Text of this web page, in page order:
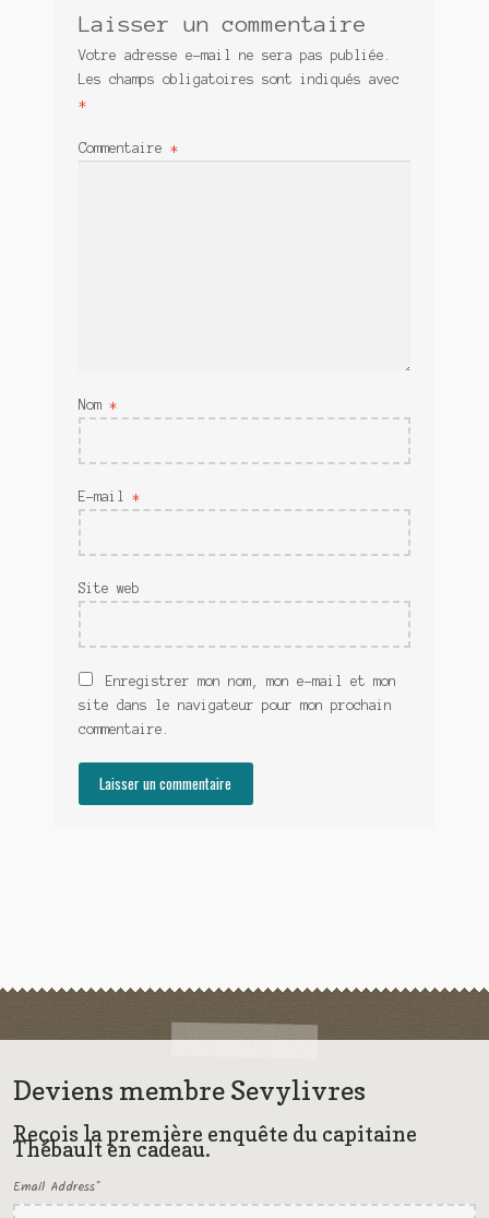
Laisser un commentaire
Votre adresse e-mail ne sera pas publiée.
Les champs obligatoires sont indiqués avec
*
Commentaire *
Nom *
E-mail *
Site web
Enregistrer mon nom, mon e-mail et mon
site dans le navigateur pour mon prochain
commentaire.
Deviens membre Sevylivres
Reçois la première enquête du capitaine
Thébault en cadeau.
Email Address*